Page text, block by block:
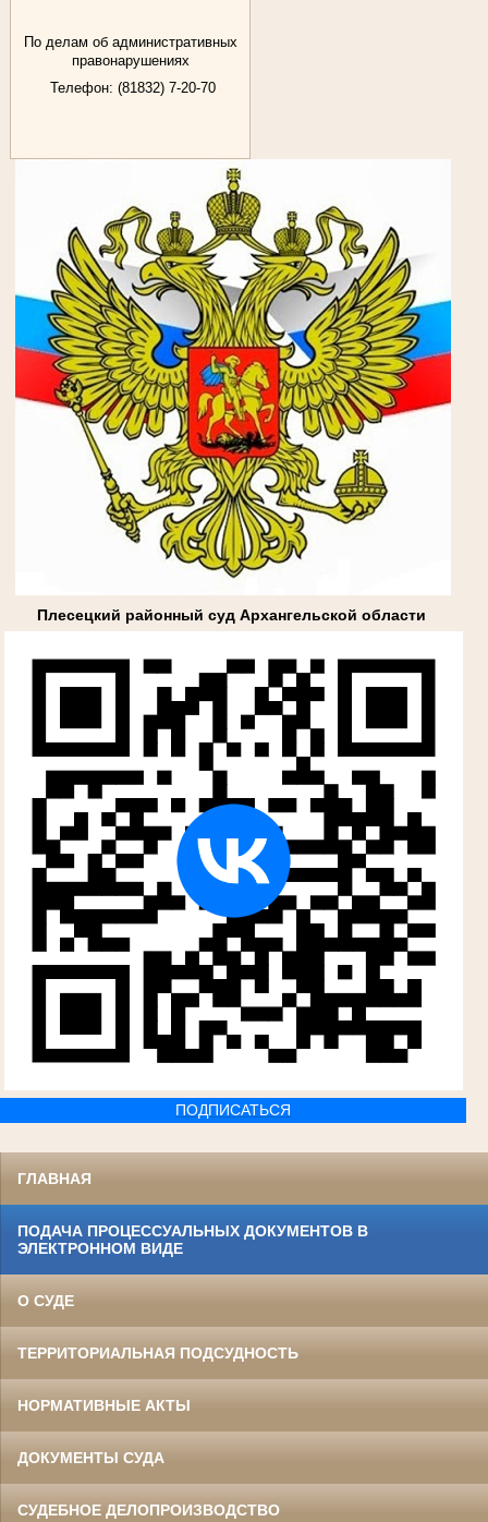
По делам об административных
правонарушениях
Телефон: (81832) 7-20-70
Плесецкий районный суд Архангельской области
ПОДПИСАТЬСЯ
ГЛАВНАЯ
ПОДАЧА ПРОЦЕССУАЛЬНЫХ ДОКУМЕНТОВ В
ЭЛЕКТРОННОМ ВИДЕ
О СУДЕ
ТЕРРИТОРИАЛЬНАЯ ПОДСУДНОСТЬ
НОРМАТИВНЫЕ АКТЫ
ДОКУМЕНТЫ СУДА
СУДЕБНОЕ ДЕЛОПРОИЗВОДСТВО